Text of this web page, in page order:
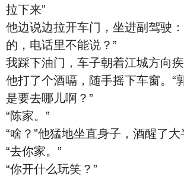
拉下来”
他边说边拉开车门，坐进副驾驶
的，电话里不能说？”
我踩下油门，车子朝着江城方向疾
他打了个酒嗝，随手摇下车窗。“
是要去哪儿啊？”
“陈家。”
“啥？”他猛地坐直身子，酒醒了大
“去你家。”
“你开什么玩笑？”